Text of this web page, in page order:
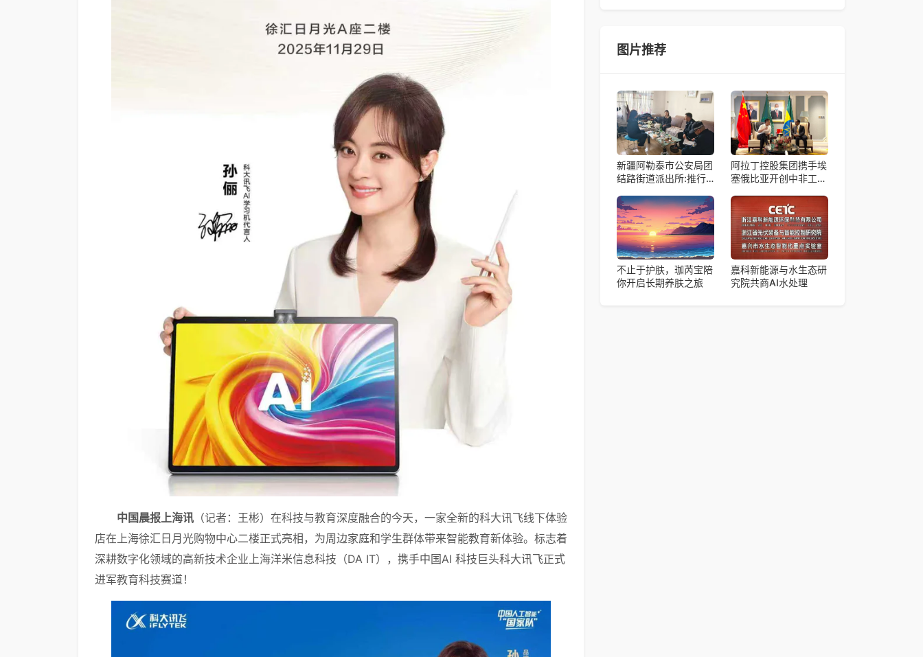
中国晨报上海讯 （记者：王彬）在科技与教育深度融合的今天，一家全新的科大讯飞线下体验
店在上海徐汇日月光购物中心二楼正式亮相，为周边家庭和学生群体带来智能教育新体验。标志着
深耕数字化领域的高新技术企业上海洋米信息科技（DA IT），携手中国AI 科技巨头科大讯飞正式
进军教育科技赛道！
图片推荐
新疆阿勒泰市公安局团
结路街道派出所:推行
代“枫”景线
阿拉丁控股集团携手埃
塞俄比亚开创中非工业
不止于护肤，珈芮宝陪
你开启长期养肤之旅
嘉科新能源与水生态研
究院共商AI水处理